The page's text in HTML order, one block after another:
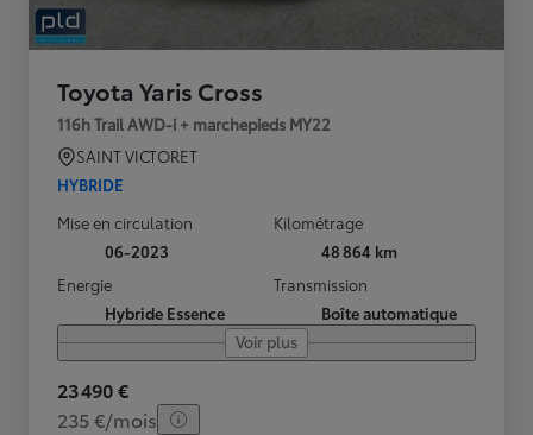
Toyota Yaris Cross
116h Trail AWD-i + marchepieds MY22
SAINT VICTORET
HYBRIDE
Mise en circulation
06-2023
Kilométrage
48 864 km
Energie
Hybride Essence
Transmission
Boîte automatique
Voir plus
23 490 €
235 €/mois